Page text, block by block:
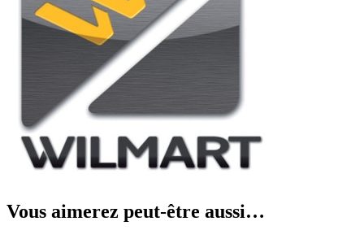
Vous aimerez peut-être aussi…